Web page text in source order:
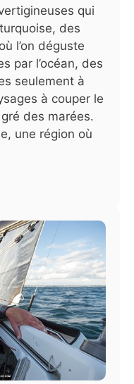
qui
des
l’on déguste
par l’océan, des
seulement à
à couper le
des marées.
une région où